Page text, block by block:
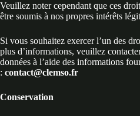
Veuillez noter cependant que ces
être soumis à nos propres intérêts
Si vous souhaitez exercer l’un des
plus d’informations, veuillez
données à l’aide des informations
: contact@clemso.fr
Conservation